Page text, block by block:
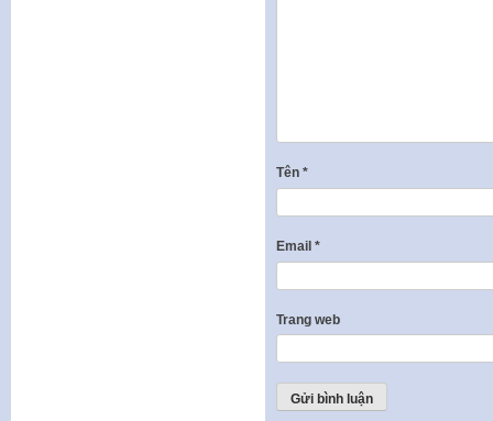
Tên *
Email *
Trang web